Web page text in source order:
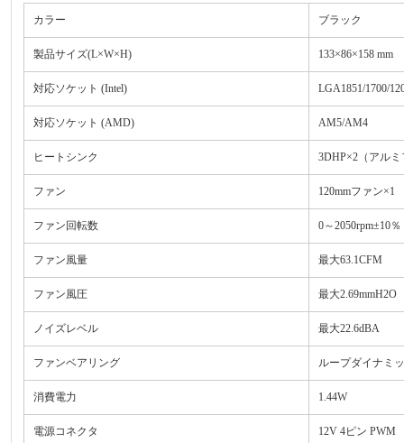
カラー ブラック
製品サイズ(L×W×H) 133×86×158 mm
対応ソケット (Intel) LGA1851/1700/
対応ソケット (AMD) AM5/AM4
ヒートシンク 3DHP×2（アル
ファン 120mmファン×1
ファン回転数 0～2050rpm±10％
ファン風量 最大63.1CFM
ファン風圧 最大2.69mmH2O
ノイズレベル 最大22.6dBA
ファンベアリング ループダイナミ
消費電力 1.44W
電源コネクタ 12V 4ピン PWM